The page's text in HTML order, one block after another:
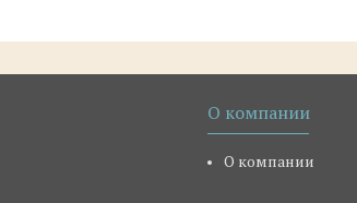
О компании
О компании